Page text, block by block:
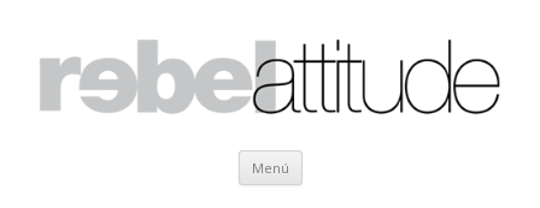
Menú Ir al contenido